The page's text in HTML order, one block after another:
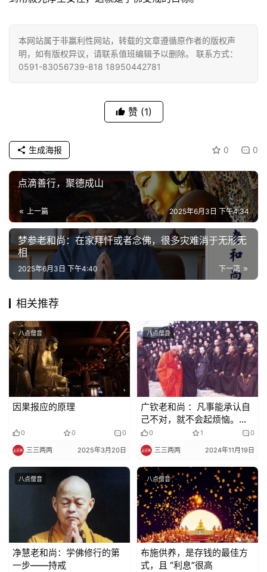
专
题
教
人
物
寺
院
巡
视
频
纪
录
佛
教
艺
术
免
注册
本网站属于非赢利性网站，转载的文章遵循原作者的版权声
明，如有版权异议，请联系值班编辑予以删除。 联系方式：
0591-83056739-818 18950442781
赞 (1)
0 0
生成海报
点滴善行，聚德成山
上一篇 2025年6月3日 下午4:34
梦参老和尚：在家拜忏或者念佛，很多灾难消于无形无
相
下一篇
2025年6月3日 下午4:40
相关推荐
八点僧音
因果报应的原理
0 0 0
三三两两 2025年3月20日
八点僧音
广钦老和尚 ：凡事能承认自
己不对，就不会起烦恼。否
则心不能安，烦恼立刻跟着
来
0 1 0
三三两两 2024年11月19日
八点僧音
净慧老和尚：学佛修行的第
一步——持戒
八点僧音
布施供养，是存钱的最佳方
式，且 “利息”很高